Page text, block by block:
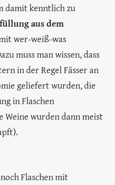
damit kenntlich zu
aus dem
wer-weiß-was
muss man wissen, dass
in der Regel Fässer an
geliefert wurden, die
in Flaschen
Weine wurden dann meist
Flaschen mit